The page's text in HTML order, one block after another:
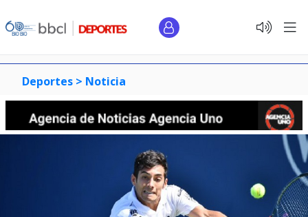
Deportes > Noticia